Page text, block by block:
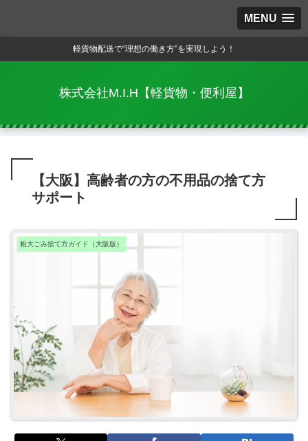
MENU
軽貨物配送で“理想の働き方”を実現しよう！
株式会社M.I.H【軽貨物・便利屋】
【大阪】高齢者の方の不用品の捨て方
サポート
粗大ごみ捨て方ガイド（大阪版）